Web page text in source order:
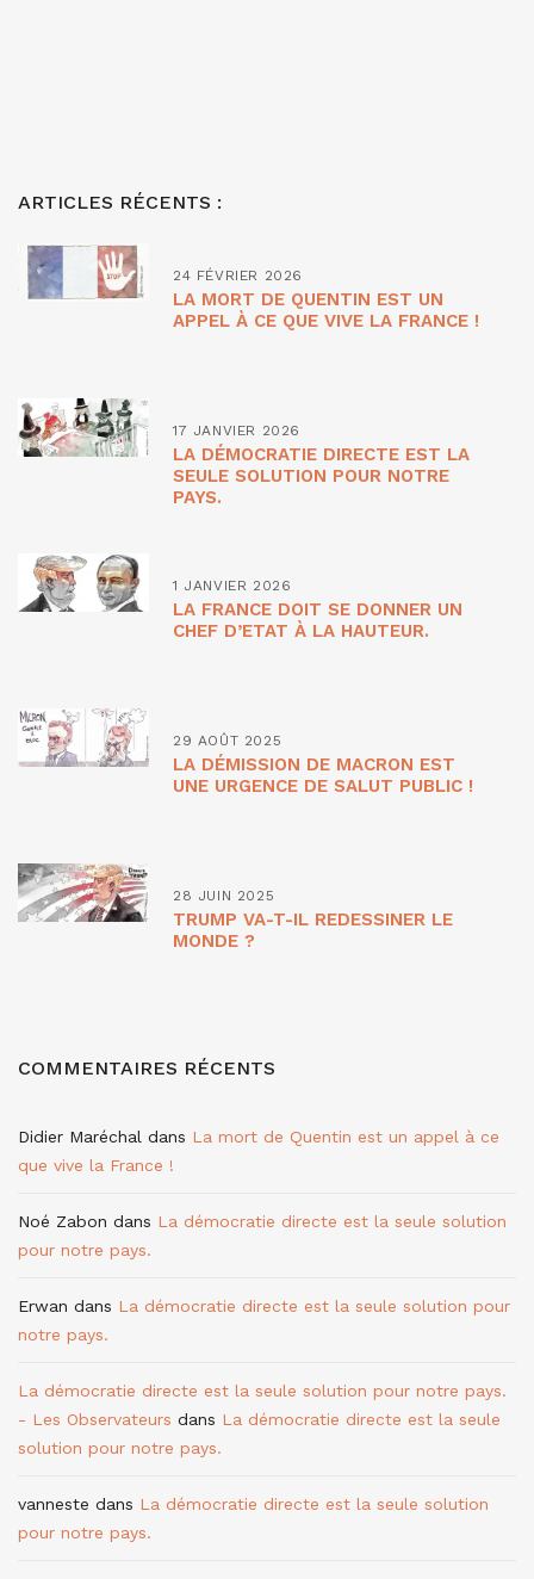
ARTICLES RÉCENTS :
24 FÉVRIER 2026
LA MORT DE QUENTIN EST UN
APPEL À CE QUE VIVE LA FRANCE !
17 JANVIER 2026
LA DÉMOCRATIE DIRECTE EST LA
SEULE SOLUTION POUR NOTRE
PAYS.
1 JANVIER 2026
LA FRANCE DOIT SE DONNER UN
CHEF D’ETAT À LA HAUTEUR.
29 AOÛT 2025
LA DÉMISSION DE MACRON EST
UNE URGENCE DE SALUT PUBLIC !
28 JUIN 2025
TRUMP VA-T-IL REDESSINER LE
MONDE ?
COMMENTAIRES RÉCENTS
Didier Maréchal dans La mort de Quentin est un appel à ce
que vive la France !
Noé Zabon dans La démocratie directe est la seule solution
pour notre pays.
Erwan dans La démocratie directe est la seule solution pour
notre pays.
La démocratie directe est la seule solution pour notre pays.
- Les Observateurs dans La démocratie directe est la seule
solution pour notre pays.
vanneste dans La démocratie directe est la seule solution
pour notre pays.